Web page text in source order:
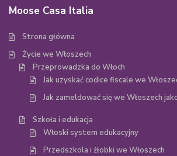
Moose Casa Italia
Strona główna
Życie we Włoszech
Przeprowadzka do Włoch
Jak uzyskać codice fiscale we
Jak zameldować się we Włoszech
Szkoła i edukacja
Włoski system edukacyjny
Przedszkola i żłobki we Włoszech